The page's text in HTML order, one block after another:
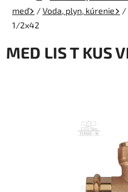
meď
/Voda, plyn, kúrenie /
1/2x42
MED LIS T KUS